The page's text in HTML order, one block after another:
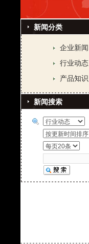
新闻分类
企业新闻
行业动态
产品知识
新闻搜索